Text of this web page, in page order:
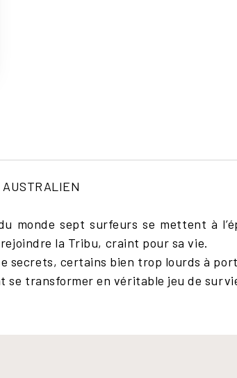
AUSTRALIEN
monde sept surfeurs se mettent à
la Tribu, craint pour sa vie.
secrets, certains bien trop lourds à
se transformer en véritable jeu de